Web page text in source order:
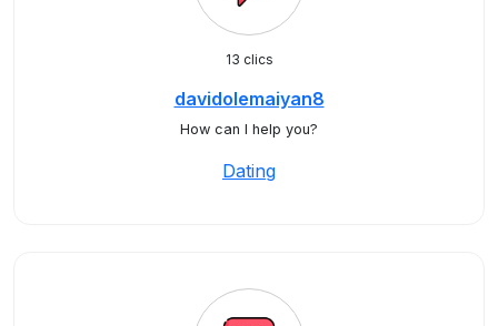
13 clics
davidolemaiyan8
How can I help you?
Dating